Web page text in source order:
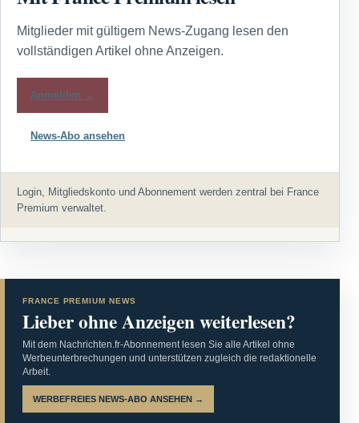
Mitglieder mit gültigem News-Zugang lesen den
vollständigen Artikel ohne Anzeigen.
Anmelden →
News-Abo ansehen
Login, Mitgliedskonto und Abonnement werden zentral bei France
Premium verwaltet.
FRANCE PREMIUM NEWS
Lieber ohne Anzeigen weiterlesen?
Mit dem Nachrichten.fr-Abonnement lesen Sie alle Artikel ohne
Werbeunterbrechungen und unterstützen zugleich die redaktionelle
Arbeit.
WERBEFREIES NEWS-ABO ANSEHEN →